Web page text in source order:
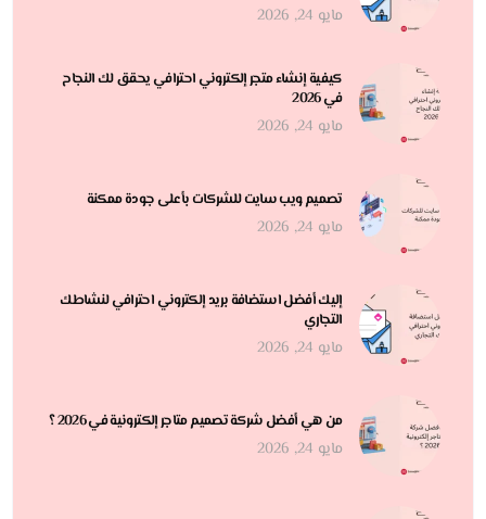
مايو 24, 2026
كيفية إنشاء متجر إلكتروني احترافي يحقق لك النجاح
في 2026
مايو 24, 2026
تصميم ويب سايت للشركات بأعلى جودة ممكنة
مايو 24, 2026
إليك أفضل استضافة بريد إلكتروني احترافي لنشاطك
التجاري
مايو 24, 2026
من هي أفضل شركة تصميم متاجر إلكترونية في 2026 ؟
مايو 24, 2026